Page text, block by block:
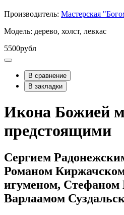
Производитель: Мастерская
Модель: дерево, холст, левкас
5500рубл
В сравнение
В закладки
Икона Божией
предстоящими
Сергием
Романом
игуменом,
Варлаамом